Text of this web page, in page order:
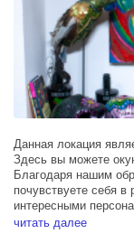
Данная локация
Здесь вы можете
Благодаря нашим
почувствуете себя
интересными
читать далее